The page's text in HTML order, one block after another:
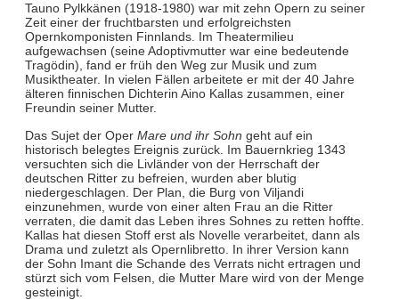
Tauno Pylkkänen (1918-1980) war mit zehn Opern zu seiner
Zeit einer der fruchtbarsten und erfolgreichsten
Opernkomponisten Finnlands. Im Theatermilieu
aufgewachsen (seine Adoptivmutter war eine bedeutende
Tragödin), fand er früh den Weg zur Musik und zum
Musiktheater. In vielen Fällen arbeitete er mit der 40 Jahre
älteren finnischen Dichterin Aino Kallas zusammen, einer
Freundin seiner Mutter.
Das Sujet der Oper Mare und ihr Sohn geht auf ein
historisch belegtes Ereignis zurück. Im Bauernkrieg 1343
versuchten sich die Livländer von der Herrschaft der
deutschen Ritter zu befreien, wurden aber blutig
niedergeschlagen. Der Plan, die Burg von Viljandi
einzunehmen, wurde von einer alten Frau an die Ritter
verraten, die damit das Leben ihres Sohnes zu retten hoffte.
Kallas hat diesen Stoff erst als Novelle verarbeitet, dann als
Drama und zuletzt als Opernlibretto. In ihrer Version kann
der Sohn Imant die Schande des Verrats nicht ertragen und
stürzt sich vom Felsen, die Mutter Mare wird von der Menge
gesteinigt.